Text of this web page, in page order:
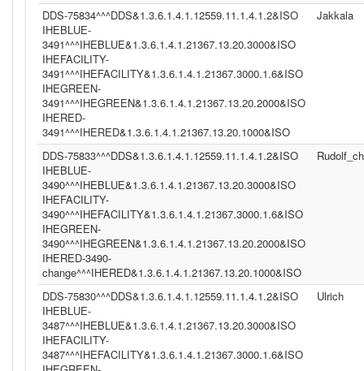
DDS-75834^^^DDS&1.3.6.1.4.1.12559.11.1.4.1.2&ISO
IHEBLUE-
3491^^^IHEBLUE&1.3.6.1.4.1.21367.13.20.3000&ISO
IHEFACILITY-
3491^^^IHEFACILITY&1.3.6.1.4.1.21367.3000.1.6&ISO
IHEGREEN-
3491^^^IHEGREEN&1.3.6.1.4.1.21367.13.20.2000&ISO
IHERED-
3491^^^IHERED&1.3.6.1.4.1.21367.13.20.1000&ISO
Jakkala
DDS-75833^^^DDS&1.3.6.1.4.1.12559.11.1.4.1.2&ISO
IHEBLUE-
3490^^^IHEBLUE&1.3.6.1.4.1.21367.13.20.3000&ISO
IHEFACILITY-
3490^^^IHEFACILITY&1.3.6.1.4.1.21367.3000.1.6&ISO
IHEGREEN-
3490^^^IHEGREEN&1.3.6.1.4.1.21367.13.20.2000&ISO
IHERED-3490-
change^^^IHERED&1.3.6.1.4.1.21367.13.20.1000&ISO
DDS-75830^^^DDS&1.3.6.1.4.1.12559.11.1.4.1.2&ISO
IHEBLUE-
3487^^^IHEBLUE&1.3.6.1.4.1.21367.13.20.3000&ISO
IHEFACILITY-
3487^^^IHEFACILITY&1.3.6.1.4.1.21367.3000.1.6&ISO
Ulrich